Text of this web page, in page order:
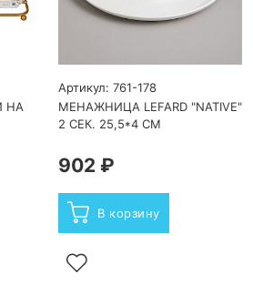
НА
Артикул: 761-178
МЕНАЖНИЦА LEFARD "NATIVE"
2 СЕК. 25,5*4 СМ
902 ₽
В корзину